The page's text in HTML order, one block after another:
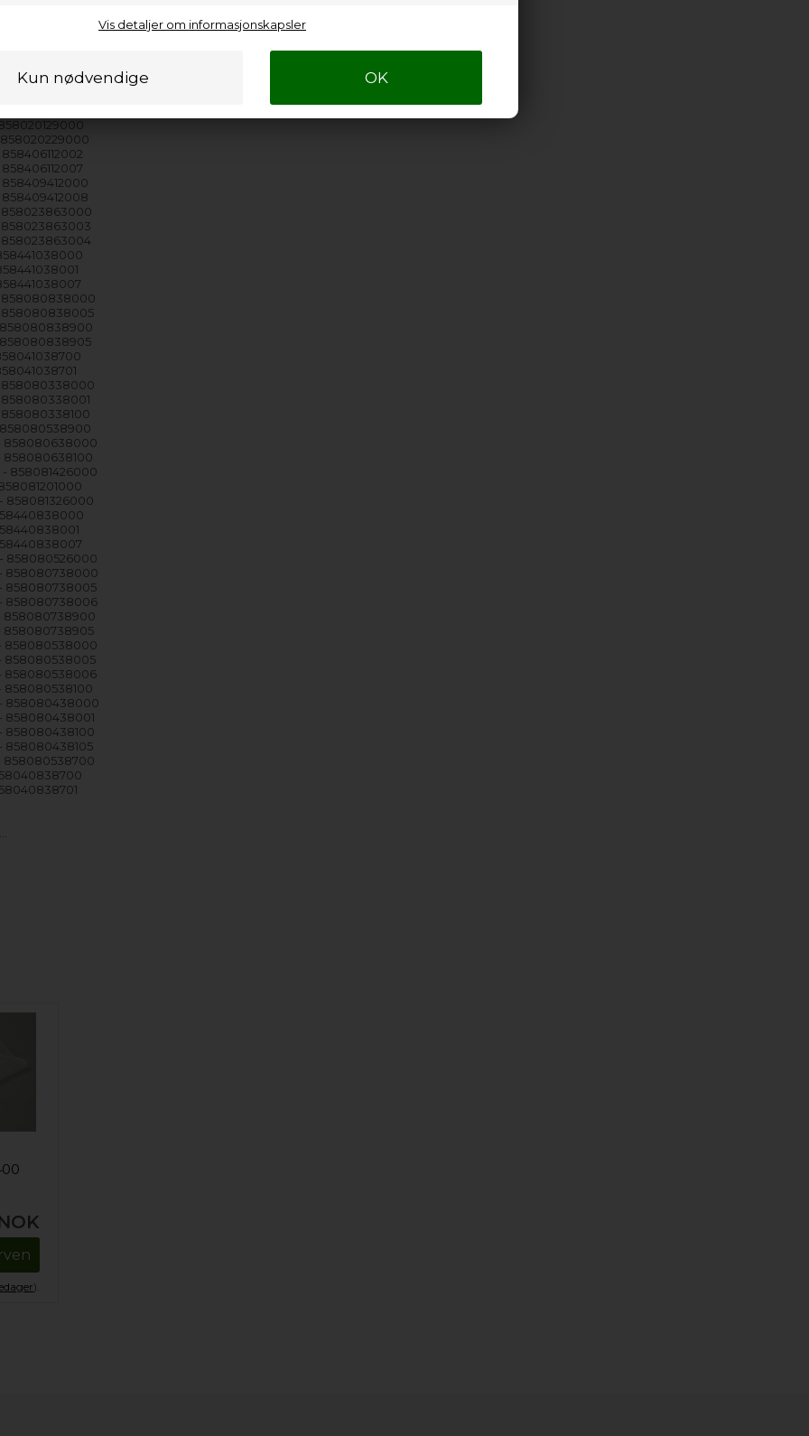
Vis detaljer om informasjonskapsler
- 858021203003
858023863000
858023863003
858023863004
858080838000
858080838005
858080838900
858080838905
858080338000
858080338001
858080338100
858080538900
858080638000
858080638100
- 858081426000
858081326000
858080526000
858080738000
858080738005
858080738006
858080738900
858080738905
858080538000
858080538005
858080538006
858080538100
858080438000
858080438001
858080438100
858080438105
858080538700
).